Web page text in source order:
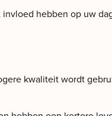
hebben op uw
kwaliteit wordt